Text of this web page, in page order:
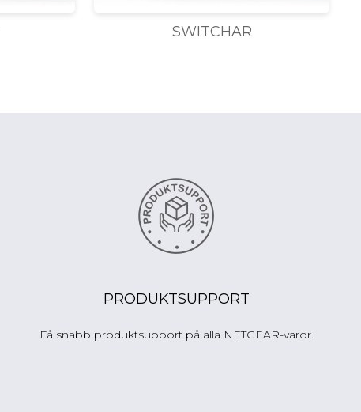
SWITCHAR
PRODUKTSUPPORT
Få snabb produktsupport på alla NETGEAR-varor.